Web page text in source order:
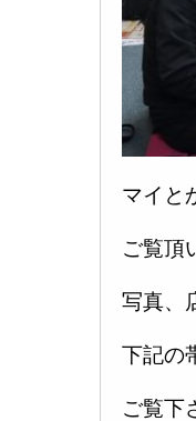
マイと
ご覧頂
写真、
下記の
ご覧下